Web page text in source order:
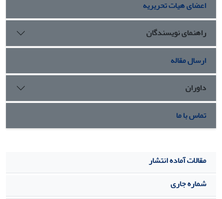
اعضای هیات تحریریه
راهنمای نویسندگان
ارسال مقاله
داوران
تماس با ما
مقالات آماده انتشار
شماره جاری